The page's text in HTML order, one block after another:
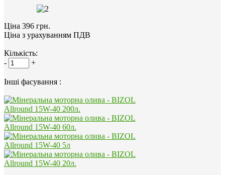
Ціна 396 грн.
Ціна з урахуванням ПДВ
Кількість:
-
+
Інші фасування :